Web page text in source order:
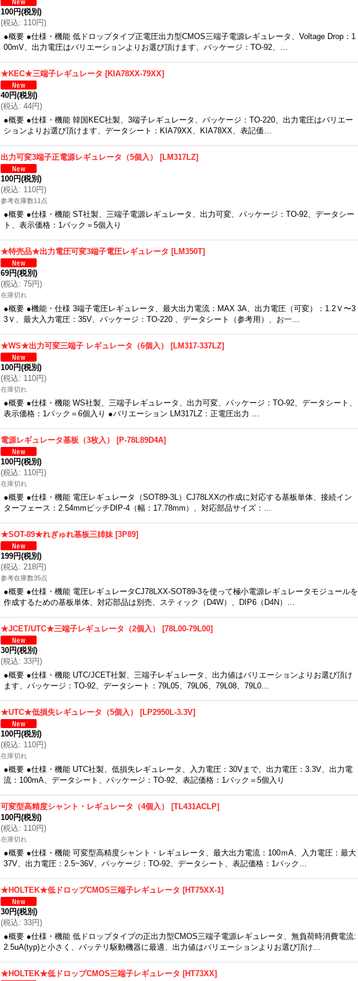
100円(税別)
(税込: 110円)
●概要 ●仕様・機能 低ドロップタイプ正電圧出力型CMOS三端子電源レギュレータ、Voltage Drop：1
00mV、出力電圧はバリエーションよりお選び頂けます、パッケージ：TO-92、…
★KEC★三端子レギュレータ [KIA78XX-79XX]
40円(税別)
(税込: 44円)
●概要 ●仕様・機能 韓国KEC社製、3端子レギュレータ、パッケージ：TO-220、出力電圧はバリエー
ションよりお選び頂けます、データシート：KIA79XX、KIA78XX、表記価…
出力可変3端子正電源レギュレータ（5個入） [LM317LZ]
100円(税別)
(税込: 110円)
参考在庫数11点
●概要 ●仕様・機能 ST社製、三端子電源レギュレータ、出力可変、パッケージ：TO-92、データシー
ト、表示価格：1パック＝5個入り
★特売品★出力電圧可変3端子電圧レギュレータ [LM350T]
69円(税別)
(税込: 75円)
在庫切れ
●概要 ●機能・仕様 3端子電圧レギュレータ、最大出力電流：MAX 3A、出力電圧（可変）：1.2Ｖ〜3
3Ｖ、最大入力電圧：35V、パッケージ：TO-220 、データシート（参考用）、お一…
★WS★出力可変三端子 レギュレータ（6個入） [LM317-337LZ]
100円(税別)
(税込: 110円)
在庫切れ
●概要 ●仕様・機能 WS社製、三端子レギュレータ、出力可変、パッケージ：TO-92、データシート、
表示価格：1パック＝6個入り ●バリエーション LM317LZ：正電圧出力 …
電源レギュレータ基板（3枚入） [P-78L89D4A]
100円(税別)
(税込: 110円)
在庫切れ
●概要 ●仕様・機能 電圧レギュレータ（SOT89-3L）CJ78LXXの作成に対応する基板単体、接続イン
ターフェース：2.54mmピッチDIP-4（幅：17.78mm）、対応部品サイズ：…
★SOT-89★れぎゅれ基板三姉妹 [3P89]
199円(税別)
(税込: 218円)
参考在庫数35点
●概要 ●仕様・機能 電圧レギュレータCJ78LXX-SOT89-3を使って極小電源レギュレータモジュールを
作成するための基板単体、対応部品は別売、スティック（D4W）、DIP6（D4N）…
★JCET/UTC★三端子レギュレータ（2個入） [78L00-79L00]
30円(税別)
(税込: 33円)
●概要 ●仕様・機能 UTC/JCET社製、三端子レギュレータ、出力値はバリエーションよりお選び頂け
ます、パッケージ：TO-92、データシート：79L05、79L06、79L08、79L0…
★UTC★低損失レギュレータ（5個入） [LP2950L-3.3V]
100円(税別)
(税込: 110円)
在庫切れ
●概要 ●仕様・機能 UTC社製、低損失レギュレータ、入力電圧：30Vまで、出力電圧：3.3V、出力電
流：100mA、データシート、パッケージ：TO-92、表記価格：1パック＝5個入り
可変型高精度シャント・レギュレータ（4個入） [TL431ACLP]
100円(税別)
(税込: 110円)
在庫切れ
●概要 ●仕様・機能 可変型高精度シャント・レギュレータ、最大出力電流：100ｍA、入力電圧：最大
37V、出力電圧：2.5~36V、パッケージ：TO-92、データシート、表記価格：1パック…
★HOLTEK★低ドロップCMOS三端子レギュレータ [HT75XX-1]
30円(税別)
(税込: 33円)
●概要 ●仕様・機能 低ドロップタイプの正出力型CMOS三端子電源レギュレータ、無負荷時消費電流:
2.5uA(typ)と小さく、バッテリ駆動機器に最適、出力値はバリエーションよりお選び頂け…
★HOLTEK★低ドロップCMOS三端子レギュレータ [HT73XX]